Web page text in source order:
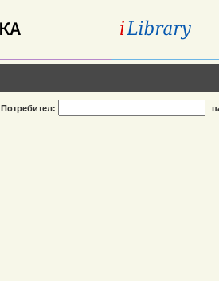
Потребител: